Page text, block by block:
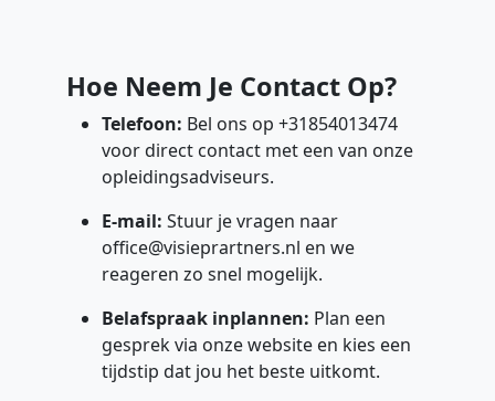
Hoe Neem Je Contact Op?
Telefoon: Bel ons op +31854013474
voor direct contact met een van onze
opleidingsadviseurs.
E-mail: Stuur je vragen naar
office@visieprartners.nl en we
reageren zo snel mogelijk.
Belafspraak inplannen: Plan een
gesprek via onze website en kies een
tijdstip dat jou het beste uitkomt.